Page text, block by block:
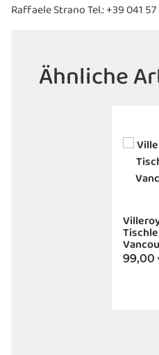
Raffaele Strano Tel.: +39 041
Ähnliche
99,00